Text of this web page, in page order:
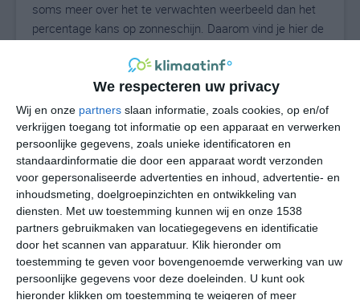
We respecteren uw privacy
Wij en onze partners slaan informatie, zoals cookies, op en/of
verkrijgen toegang tot informatie op een apparaat en verwerken
persoonlijke gegevens, zoals unieke identificatoren en
standaardinformatie die door een apparaat wordt verzonden
voor gepersonaliseerde advertenties en inhoud, advertentie- en
inhoudsmeting, doelgroepinzichten en ontwikkeling van
diensten.
Met uw toestemming kunnen wij en onze 1538
partners gebruikmaken van locatiegegevens en identificatie
door het scannen van apparatuur. Klik hieronder om
toestemming te geven voor bovengenoemde verwerking van uw
persoonlijke gegevens voor deze doeleinden. U kunt ook
hieronder klikken om toestemming te weigeren of meer
soms meer over het te verwachten weerbeeld dan het
percentage kans op zonneschijn. Daarom vind je hier de
31°C
do
38° 23°
vr
38° 23°
za
39° 23°
zo
39° 25° 38°